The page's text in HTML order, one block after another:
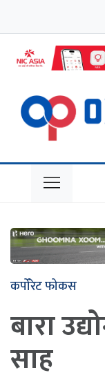
कर्पोरेट फोकस
बारा
साह